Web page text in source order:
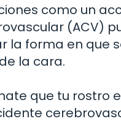
como un
(ACV)
la forma en que
la cara.
que tu rostro